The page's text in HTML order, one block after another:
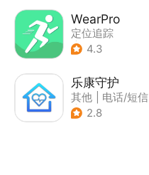
WearPro
定位追踪
| 智能穿戴设备
4.3
乐康守护
其他
电话/短信
| 定位追踪
2.8